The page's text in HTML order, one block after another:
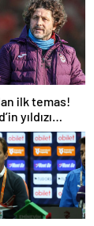
ilk temas!
yıldızı